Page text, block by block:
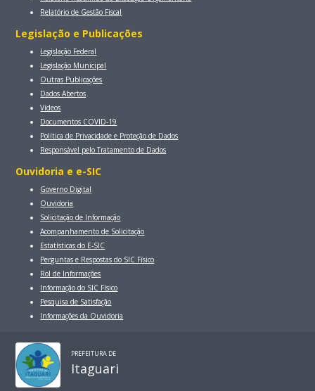
Relatório de Gestão Fiscal
Legislação e Publicações
Legislação Federal
Legislação Municipal
Outras Publicações
Dados Abertos
Vídeos
Documentos COVID-19
Política de Privacidade e Proteção de Dados
Responsável pelo Tratamento de Dados
Ouvidoria e e-SIC
Governo Digital
Ouvidoria
Solicitação de Informação
Acompanhamento de Solicitação
Estatísticas do E-SIC
Perguntas e Respostas do SIC Físico
Rol de Informações
Informação do SIC Físico
Pesquisa de Satisfação
Informações da Ouvidoria
PREFEITURA DE
Itaguari